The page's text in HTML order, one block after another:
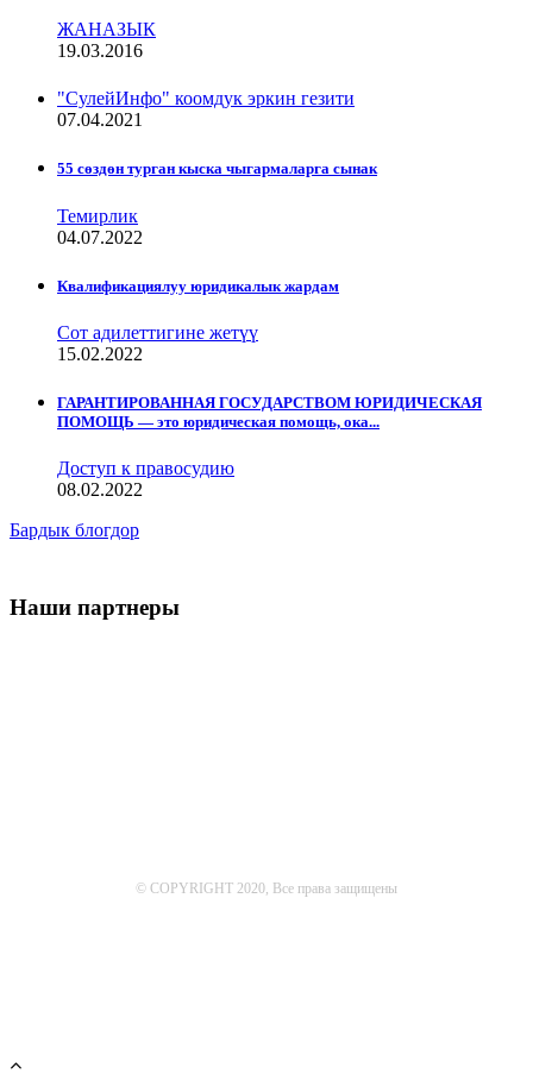
ЖАНАЗЫК
19.03.2016
"СулейИнфо" коомдук эркин гезити
07.04.2021
55 сөздөн турган кыска чыгармаларга сынак
Темирлик
04.07.2022
Квалификациялуу юридикалык жардам
Сот адилеттигине жетүү
15.02.2022
ГАРАНТИРОВАННАЯ ГОСУДАРСТВОМ ЮРИДИЧЕСКАЯ
ПОМОЩЬ — это юридическая помощь, ока...
Доступ к правосудию
08.02.2022
Бардык блогдор
Наши партнеры
© COPYRIGHT 2020, Все права защищены